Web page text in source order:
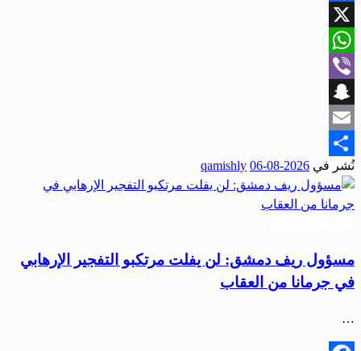
Facebook
X
WhatsApp
Viber
Snapchat
Email
Share
نُشر في 2026-08-06
qamishly
مسؤول ريف دمشق: لن يفلت مرتكبو التفجير الإرهابي
في جرمانا من العقاب
…